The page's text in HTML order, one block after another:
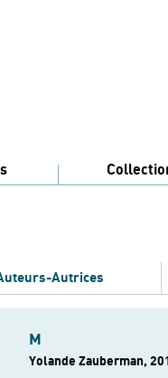
Autrices
M
Yolande Zauberman,